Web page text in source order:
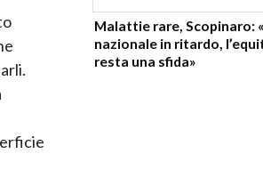
Malattie rare, Scopinaro:
nazionale in ritardo,
resta una sfida»